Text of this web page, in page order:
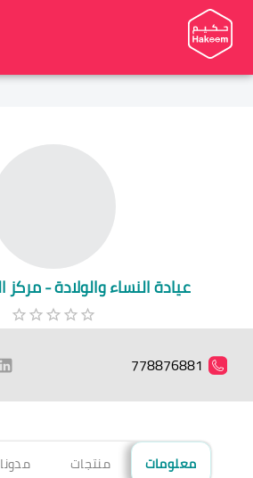
عيادة النساء والولادة - مركز
778876881
معلومات منتجات